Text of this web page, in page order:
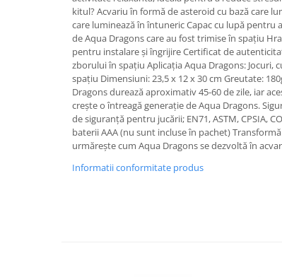
kitul? Acvariu în formă de asteroid cu bază care
care luminează în întuneric Capac cu lupă pentru
de Aqua Dragons care au fost trimise în spațiu
pentru instalare și îngrijire Certificat de
zborului în spațiu Aplicația Aqua Dragons: Jocuri,
spațiu Dimensiuni: 23,5 x 12 x 30 cm Greutate:
Dragons durează aproximativ 45-60 de zile, iar
crește o întreagă generație de Aqua Dragons.
de siguranță pentru jucării; EN71, ASTM, CPSIA,
baterii AAA (nu sunt incluse în pachet)
urmărește cum Aqua Dragons se dezvoltă în
Informatii conformitate produs